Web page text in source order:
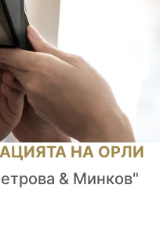
НА ОРЛИ
& Минков"